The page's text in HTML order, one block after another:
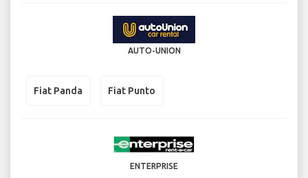
AUTO-UNION
Fiat Panda Fiat Punto
ENTERPRISE